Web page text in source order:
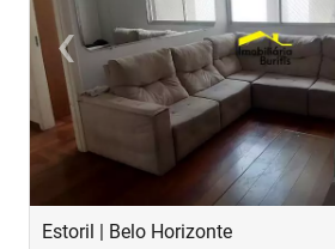
‹Previous
Estoril | Belo Horizonte